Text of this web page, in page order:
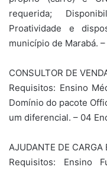
requerida;
Proatividade e
município de Marabá.
CONSULTOR DE
Requisitos: Ensino
Domínio do pacote
um diferencial. – 04
AJUDANTE DE CARGA
Requisitos: Ensino